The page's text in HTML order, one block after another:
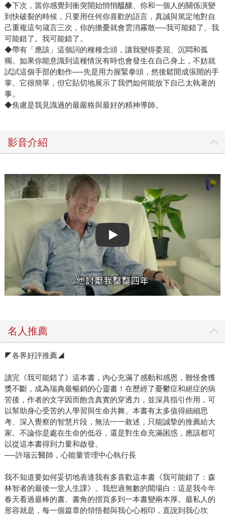
◆下次，當你感覺到衝突開始悄悄醞釀、你和一個人的關係演變
到快破裂的時候，只要用任何你喜歡的語言，真誠與篤定地對自
己重複這句箴言三次，你的擔憂就會雲消霧散──我可能錯了。我
可能錯了。我可能錯了。
◆帶有「應該」這個詞的種種念頭，讓我變得委屈、沉悶和孤
獨。如果你能意識到這種情況有時也會發生在自己身上，不妨就
試試這個手部的動作──先是用力握緊拳頭，然後鬆開成張開的手
掌。它很簡單，但它貼切地展示了我們如何能放下自己太執著的
事。
◆焦慮是我見識過的最嚴格與最好的精神導師。
影音介紹
Play video
名人推薦
◤各界好評推薦◢
讀完《我可能錯了》這本書，內心充滿了感動和感恩，難怪會獲
獎不斷，成為瑞典最暢銷的心靈書！在歷經了憂鬱症和絕症的病
苦後，作者的文字因而飽含真實的穿透力，並深具指引作用，可
以幫助身心受苦的人學習與生命共舞。本書有太多值得細細思
考、深入覺察的智慧片段，無法一一敘述，只能誠摯的推薦給大
家。不論你是處在生命的低谷，還是對生命充滿困惑，應該都可
以從這本書得到力量和啟發。
──許瑞云醫師，心能量管理中心執行長
我不知道要如何妥切地表達我有多喜歡這本書《我可能錯了：森
林智者的最後一堂人生課》。我想過無數的開場白：這是我今年
春天看過最棒的書、書角的摺頁多到一本書變兩本厚。最私人的
形容就是，每一個篇章的領悟都與我心心相印，直說到我心坎